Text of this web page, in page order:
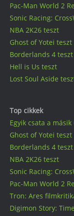
Pac-Man World 2
Sonic Racing:
NBA 2K26 teszt
Ghost of Yotei teszt
Borderlands 4 teszt
Hell is Us teszt
Lost Soul Aside
Top cikkek
Egyik csata a
Ghost of Yotei teszt
Borderlands 4 teszt
NBA 2K26 teszt
Sonic Racing:
Pac-Man World 2
Tron: Ares
Digimon Story: